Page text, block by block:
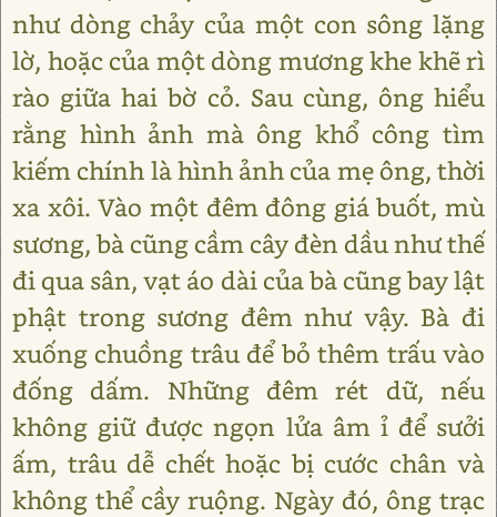
như dòng chảy của một con sông lặng
lờ, hoặc của một dòng mương khe khẽ rì
rào giữa hai bờ cỏ. Sau cùng, ông hiểu
rằng hình ảnh mà ông khổ công tìm
kiếm chính là hình ảnh của mẹ ông, thời
xa xôi. Vào một đêm đông giá buốt, mù
sương, bà cũng cầm cây đèn dầu như thế
đi qua sân, vạt áo dài của bà cũng bay lật
phật trong sương đêm như vậy. Bà đi
xuống chuồng trâu để bỏ thêm trấu vào
đống dấm. Những đêm rét dữ, nếu
không giữ được ngọn lửa âm ỉ để sưởi
ấm, trâu dễ chết hoặc bị cước chân và
không thể cầy ruộng. Ngày đó, ông trạc